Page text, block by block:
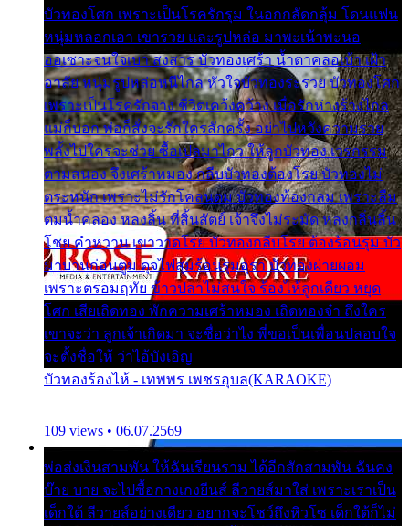
บัวทองโศก เพราะเป็นโรครักรุม ในอกกลัดกลุ้ม โดนแฟน
หนุ่มหลอกเอา เขารวย และรูปหล่อ มาพะเน้าพะนอ
ออเซาะจนใจเบา สงสาร บัวทองเศร้า น้ำตาคลอเบ้า เฝ้า
อาลัย หนุ่มรูปหล่อหนีไกล หัวใจบัวทองระรวย บัวทองโศก
เพราะเป็นโรครักจาง ชีวิตเคว้งคว้าง เมื่อรักห่างร้างไกล
แม่ก็บอก พ่อก็สั่งจะรักใครสักครั้ง อย่าไปหวังความรวย
พลั้งไปใครจะช่วย ซื้อเปลมาไกว ให้ลูกบัวทอง เวรกรรม
ตามสนอง จึงเศร้าหมอง กลีบบัวทองต้องโรย บัวทองไม่
ตระหนัก เพราะไม่รักโคลนตม บัวทองท้องกลม เพราะลืม
ตมน้ำคลอง หลงลิ้น ที่สิ้นสัตย์ เจ้าจึงไม่ระมัด หลงกลิ่นลิ้น
โชย คำหวาน เขาวาดโรย บัวทองกลีบโรย ต้องร้อนรุม บัว
มาบานก่อนตูม ดุจไฟสุมร้อนรุมอุรา บัวทองผ่ายผอม
เพราะตรอมฤทัย ข้าวปลาไม่สนใจ ร้องไห้ลูกเดียว หยุด
โศก เสียเถิดทอง พักความเศร้าหมอง เถิดทองจ๋า ถึงใคร
เขาจะว่า ลูกเจ้าเกิดมา จะชื่อว่าไง พี่ขอเป็นเพื่อนปลอบใจ
จะตั้งชื่อให้ ว่าไอ้บังเอิญ
บัวทองร้องไห้ - เทพพร เพชรอุบล(KARAOKE)
109 views • 06.07.2569
พ่อส่งเงินสามพัน ให้ฉันเรียนราม ได้อีกสักสามพัน ฉันคง
บ๊าย บาย จะไปซื้อกางเกงยีนส์ ลีวายส์มาใส่ เพราะเราเป็น
เด็กใต้ ลีวายส์อย่างเดียว อยากจะโชว์ถึงหิวโซ เด็กใต้ก็ไม่